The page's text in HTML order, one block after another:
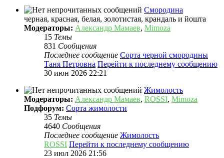
Смородина
черная, красная, белая, золотистая, крандаль и йошта
Модераторы: Александр Мамаев, Mimoza
15 Темы
831 Сообщения
Последнее сообщение Сорта черной смородины
Таня Петровна Перейти к последнему сообщению
30 июн 2026 22:21
Жимолость
Модераторы: Александр Мамаев, ROSSI, Mimoza
Подфорум: Сорта жимолости
35 Темы
4640 Сообщения
Последнее сообщение Жимолость
ROSSI Перейти к последнему сообщению
23 июл 2026 21:56